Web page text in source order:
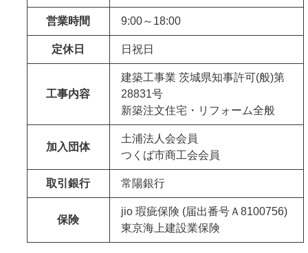
営業時間 9:00～18:00
定休日 日祝日
工事内容
建築工事業 茨城県知事許可(般)第
28831号
新築注文住宅・リフォーム全般
加入団体
土浦法人会会員
つくば市商工会会員
取引銀行 常陽銀行
保険
jio 瑕疵保険 (届出番号Ａ8100756)
東京海上建設業保険